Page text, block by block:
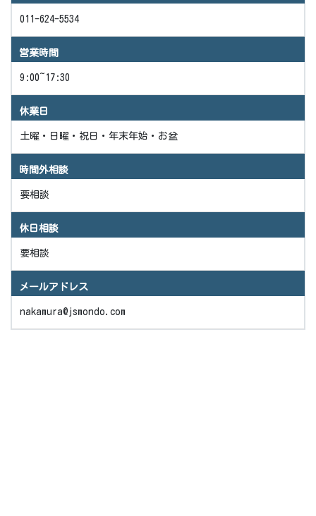
011-624-5534
営業時間
9:00~17:30
休業日
土曜・日曜・祝日・年末年始・お盆
時間外相談
要相談
休日相談
要相談
メールアドレス
nakamura@jsmondo.com